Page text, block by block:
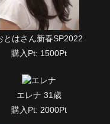
とはさん新春SP2022
購入Pt: 1500Pt
エレナ 31歳
購入Pt: 2000Pt